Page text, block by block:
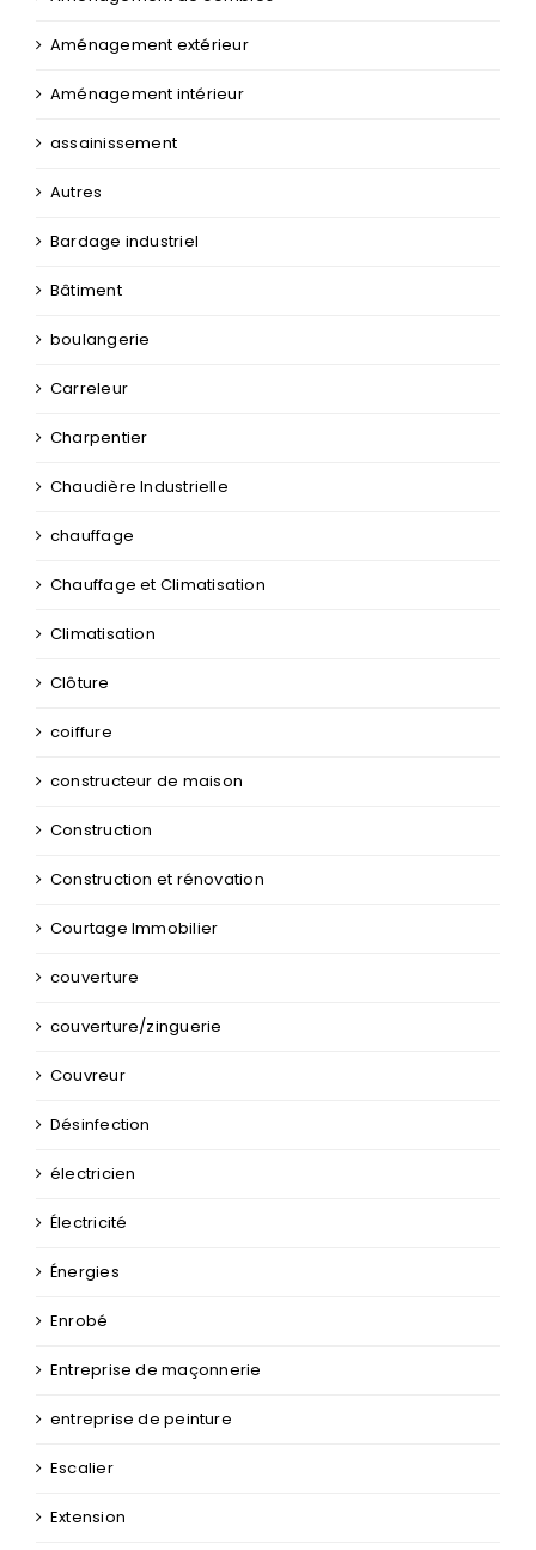
Aménagement extérieur
Aménagement intérieur
assainissement
Autres
Bardage industriel
Bâtiment
boulangerie
Carreleur
Charpentier
Chaudière Industrielle
chauffage
Chauffage et Climatisation
Climatisation
Clôture
coiffure
constructeur de maison
Construction
Construction et rénovation
Courtage Immobilier
couverture
couverture/zinguerie
Couvreur
Désinfection
électricien
Électricité
Énergies
Enrobé
Entreprise de maçonnerie
entreprise de peinture
Escalier
Extension